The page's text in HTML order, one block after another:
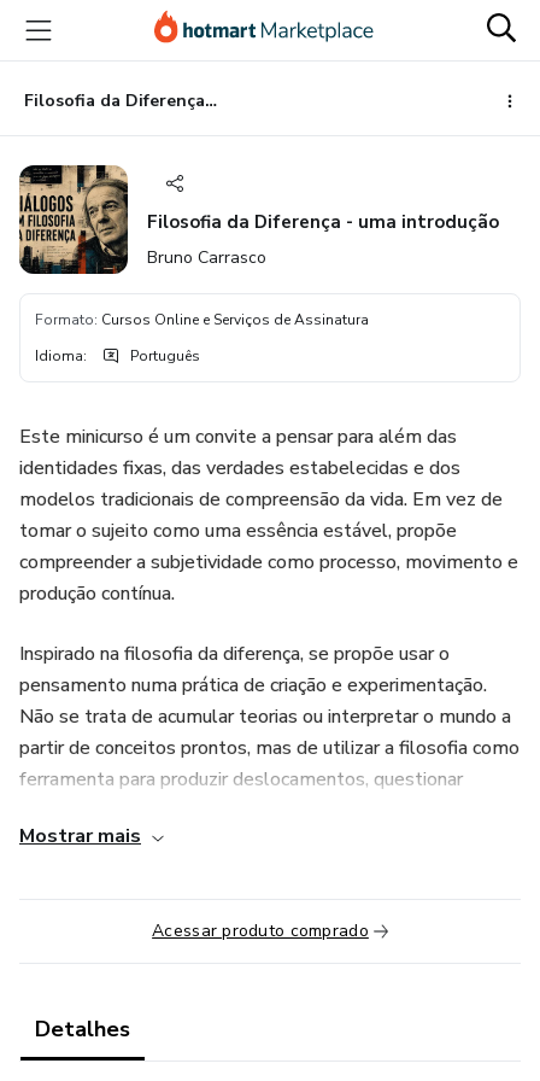
para
conteúdo
principal
para
pagamento
para
rodapé
Filosofia da Diferença - uma introdução
Filosofia da Diferença - uma introdução
Bruno Carrasco
Formato: Cursos Online e Serviços de Assinatura
Idioma: Português
Este minicurso é um convite a pensar para além das
identidades fixas, das verdades estabelecidas e dos
modelos tradicionais de compreensão da vida. Em vez de
tomar o sujeito como uma essência estável, propõe
compreender a subjetividade como processo, movimento e
produção contínua.
Inspirado na filosofia da diferença, se propõe usar o
pensamento numa prática de criação e experimentação.
Não se trata de acumular teorias ou interpretar o mundo a
partir de conceitos prontos, mas de utilizar a filosofia como
ferramenta para produzir deslocamentos, questionar
fundamentais: a compreensão do "eu" como uma produção
provisória e mutável; a filosofia como criação de conceitos
capazes de responder a problemas concretos; e a
afetos, forças, bloqueios e potências presentes na vida
cotidiana.
Mostrar mais
Acessar produto comprado
Detalhes